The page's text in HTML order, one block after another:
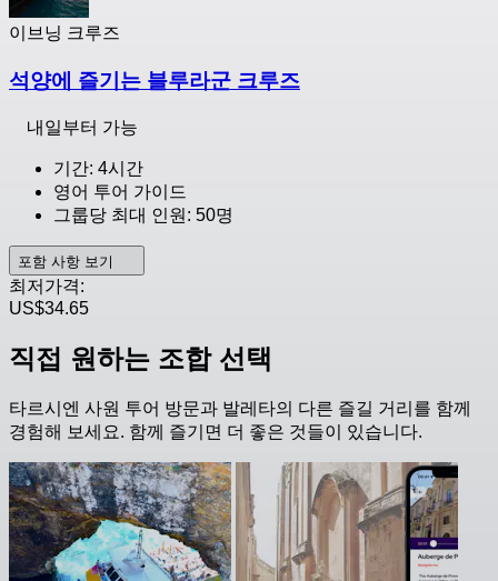
이브닝 크루즈
석양에 즐기는 블루라군 크루즈
내일부터 가능
기간: 4시간
영어 투어 가이드
그룹당 최대 인원: 50명
포함 사항 보기
최저가격:
US$34.65
직접 원하는 조합 선택
타르시엔 사원 투어 방문과 발레타의 다른 즐길 거리를 함께
경험해 보세요. 함께 즐기면 더 좋은 것들이 있습니다.